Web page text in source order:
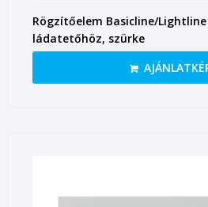
Rögzítőelem Basicline/Lightline
ládatetőhöz, szürke